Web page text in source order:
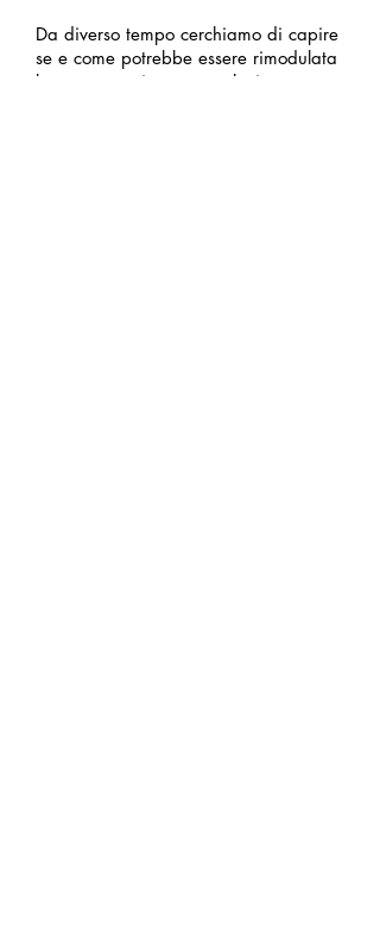
Da diverso tempo cerchiamo di capire
se e come potrebbe essere rimodulata
la nostra gestione ma paletti